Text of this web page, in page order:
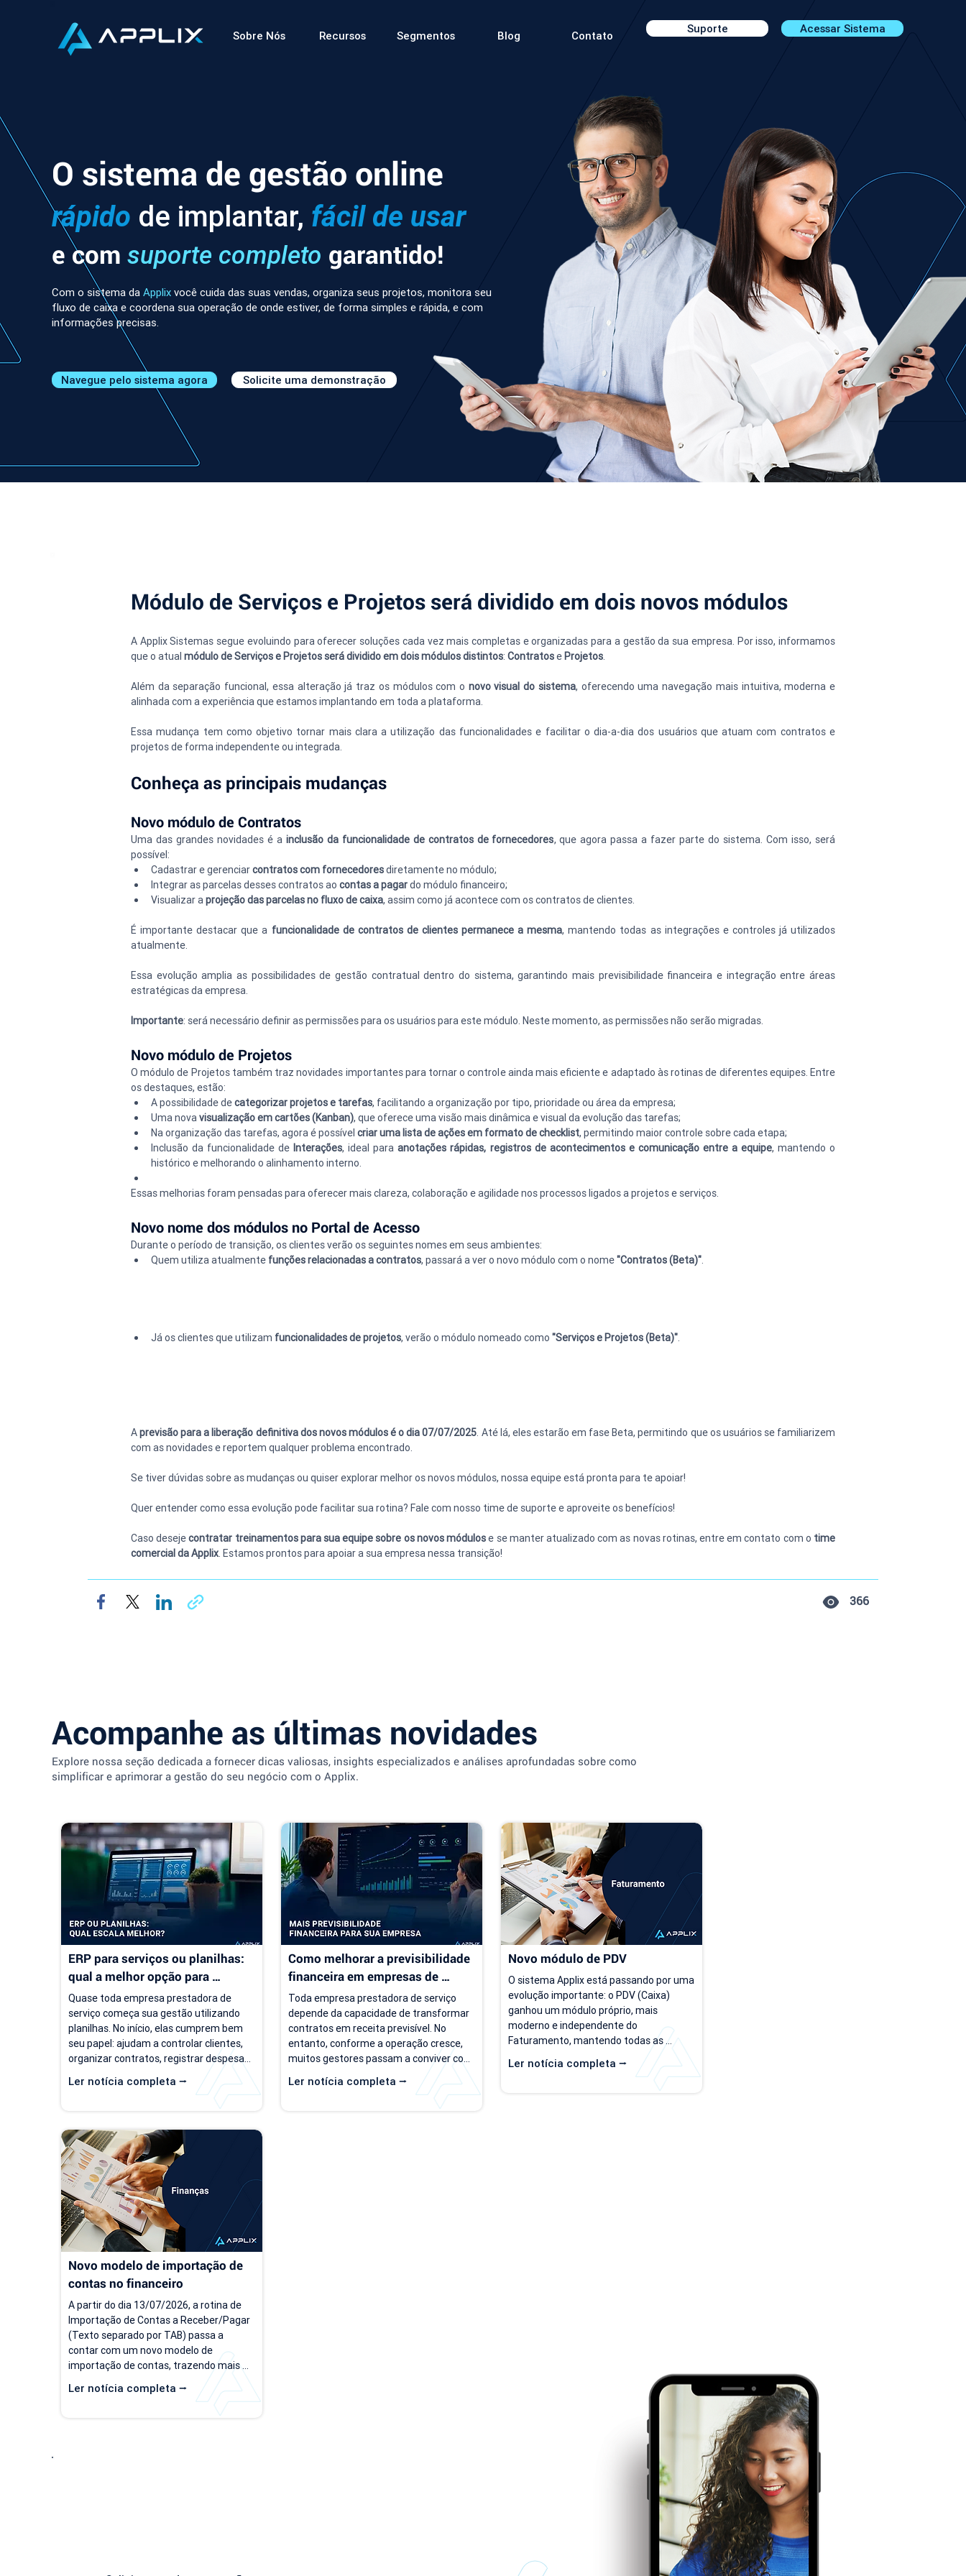
Sobre Nós Recursos Segmentos Blog Contato
Suporte Acessar Sistema
Com o sistema da Applix você cuida das suas vendas, organiza seus projetos, monitora seu
fluxo de caixa e coordena sua operação de onde estiver, de forma simples e rápida, e com
informações precisas.
Navegue pelo sistema agora Solicite uma demonstração
O sistema de gestão online
rápido de implantar, fácil de usar
e com suporte completo garantido!
Módulo de Serviços e Projetos será dividido em dois novos módulos
A Applix Sistemas segue evoluindo para oferecer soluções cada vez mais completas e organizadas para a gestão da sua empresa. Por isso, informamos
que o atual módulo de Serviços e Projetos será dividido em dois módulos distintos: Contratos e Projetos.
Além da separação funcional, essa alteração já traz os módulos com o novo visual do sistema, oferecendo uma navegação mais intuitiva, moderna e
alinhada com a experiência que estamos implantando em toda a plataforma.
Essa mudança tem como objetivo tornar mais clara a utilização das funcionalidades e facilitar o dia-a-dia dos usuários que atuam com contratos e
projetos de forma independente ou integrada.
Conheça as principais mudanças
Novo módulo de Contratos
Uma das grandes novidades é a inclusão da funcionalidade de contratos de fornecedores, que agora passa a fazer parte do sistema. Com isso, será
possível:
Cadastrar e gerenciar contratos com fornecedores diretamente no módulo;
Integrar as parcelas desses contratos ao contas a pagar do módulo financeiro;
Visualizar a projeção das parcelas no fluxo de caixa, assim como já acontece com os contratos de clientes.
É importante destacar que a funcionalidade de contratos de clientes permanece a mesma, mantendo todas as integrações e controles já utilizados
atualmente.
Essa evolução amplia as possibilidades de gestão contratual dentro do sistema, garantindo mais previsibilidade financeira e integração entre áreas
estratégicas da empresa.
Importante: será necessário definir as permissões para os usuários para este módulo. Neste momento, as permissões não serão migradas.
Novo módulo de Projetos
O módulo de Projetos também traz novidades importantes para tornar o controle ainda mais eficiente e adaptado às rotinas de diferentes equipes. Entre
os destaques, estão:
A possibilidade de categorizar projetos e tarefas, facilitando a organização por tipo, prioridade ou área da empresa;
Uma nova visualização em cartões (Kanban), que oferece uma visão mais dinâmica e visual da evolução das tarefas;
Na organização das tarefas, agora é possível criar uma lista de ações em formato de checklist, permitindo maior controle sobre cada etapa;
Inclusão da funcionalidade de Interações, ideal para anotações rápidas, registros de acontecimentos e comunicação entre a equipe, mantendo o
histórico e melhorando o alinhamento interno.
Essas melhorias foram pensadas para oferecer mais clareza, colaboração e agilidade nos processos ligados a projetos e serviços.
Novo nome dos módulos no Portal de Acesso
Durante o período de transição, os clientes verão os seguintes nomes em seus ambientes:
Quem utiliza atualmente funções relacionadas a contratos, passará a ver o novo módulo com o nome "Contratos (Beta)".
Já os clientes que utilizam funcionalidades de projetos, verão o módulo nomeado como "Serviços e Projetos (Beta)".
A previsão para a liberação definitiva dos novos módulos é o dia 07/07/2025. Até lá, eles estarão em fase Beta, permitindo que os usuários se familiarizem
com as novidades e reportem qualquer problema encontrado.
Se tiver dúvidas sobre as mudanças ou quiser explorar melhor os novos módulos, nossa equipe está pronta para te apoiar!
Quer entender como essa evolução pode facilitar sua rotina? Fale com nosso time de suporte e aproveite os benefícios!
Caso deseje contratar treinamentos para sua equipe sobre os novos módulos e se manter atualizado com as novas rotinas, entre em contato com o time
comercial da Applix. Estamos prontos para apoiar a sua empresa nessa transição!
366
Acompanhe as últimas novidades
Explore nossa seção dedicada a fornecer dicas valiosas, insights especializados e análises aprofundadas sobre como
simplificar e aprimorar a gestão do seu negócio com o Applix.
ERP para serviços ou planilhas:
qual a melhor opção para
empresas de serviço?
Ler notícia completa ⭢
Quase toda empresa prestadora de
serviço começa sua gestão utilizando
planilhas. No início, elas cumprem bem
seu papel: ajudam a controlar clientes,
organizar contratos, registrar despesas
e acompanhar o faturamento. O
problema é que a empresa evolui, mas o
modelo de gestão muitas vezes
carteira de clientes, novos contratos,
cobranças recorrentes e processos
financeiros mais complexos, aquilo que
antes era simples passa a consumir
tempo, gerar retrabalho e...
Como melhorar a previsibilidade
financeira em empresas de
serviço
Ler notícia completa ⭢
Toda empresa prestadora de serviço
depende da capacidade de transformar
contratos em receita previsível. No
entanto, conforme a operação cresce,
muitos gestores passam a conviver com
um cenário de incerteza. Existe carteira
de clientes, há contratos ativos e novos
negócios acontecendo, mas responder
Novo módulo de PDV
Ler notícia completa ⭢
O sistema Applix está passando por uma
evolução importante: o PDV (Caixa)
ganhou um módulo próprio, mais
moderno e independente do
Faturamento, mantendo todas as
opções que você já utiliza no dia a dia. A
partir de 15/07/26, as duas versões
ficam disponíveis ao mesmo tempo,
Novo modelo de importação de
contas no financeiro
Ler notícia completa ⭢
A partir do dia 13/07/2026, a rotina de
Importação de Contas a Receber/Pagar
(Texto separado por TAB) passa a
contar com um novo modelo de
importação de contas, trazendo mais
flexibilidade para o processo de
importação. Além da ampliação das
informações que podem ser importadas,